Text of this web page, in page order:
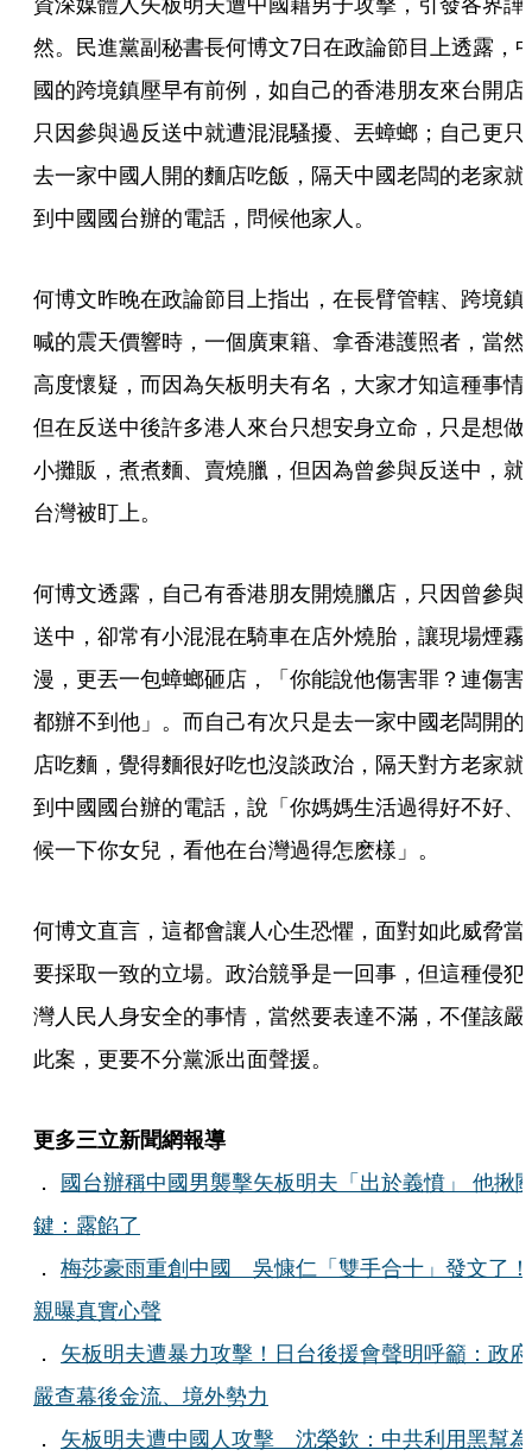
然。民進黨副秘書長何博文7日在政論節目上透露，
國的跨境鎮壓早有前例，如自己的香港朋友來台開店
只因參與過反送中就遭混混騷擾、丟蟑螂；自己更只
去一家中國人開的麵店吃飯，隔天中國老闆的老家就
到中國國台辦的電話，問候他家人。
何博文昨晚在政論節目上指出，在長臂管轄、跨境鎮
喊的震天價響時，一個廣東籍、拿香港護照者，當然
高度懷疑，而因為矢板明夫有名，大家才知這種事情
但在反送中後許多港人來台只想安身立命，只是想做
小攤販，煮煮麵、賣燒臘，但因為曾參與反送中，就
台灣被盯上。
何博文透露，自己有香港朋友開燒臘店，只因曾參與
送中，卻常有小混混在騎車在店外燒胎，讓現場煙霧
漫，更丟一包蟑螂砸店，「你能說他傷害罪？連傷害
都辦不到他」。而自己有次只是去一家中國老闆開的
店吃麵，覺得麵很好吃也沒談政治，隔天對方老家就
到中國國台辦的電話，說「你媽媽生活過得好不好、
候一下你女兒，看他在台灣過得怎麽樣」。
何博文直言，這都會讓人心生恐懼，面對如此威脅當
要採取一致的立場。政治競爭是一回事，但這種侵犯
灣人民人身安全的事情，當然要表達不滿，不僅該嚴
此案，更要不分黨派出面聲援。
更多三立新聞網報導
． 國台辦稱中國男襲擊矢板明夫「出於義憤」 他揪
鍵：露餡了
． 梅莎豪雨重創中國 吳慷仁「雙手合十」發文了！
親曝真實心聲
． 矢板明夫遭暴力攻擊！日台後援會聲明呼籲：政府
嚴查幕後金流、境外勢力
． 矢板明夫遭中國人攻擊 沈榮欽：中共利用黑幫為